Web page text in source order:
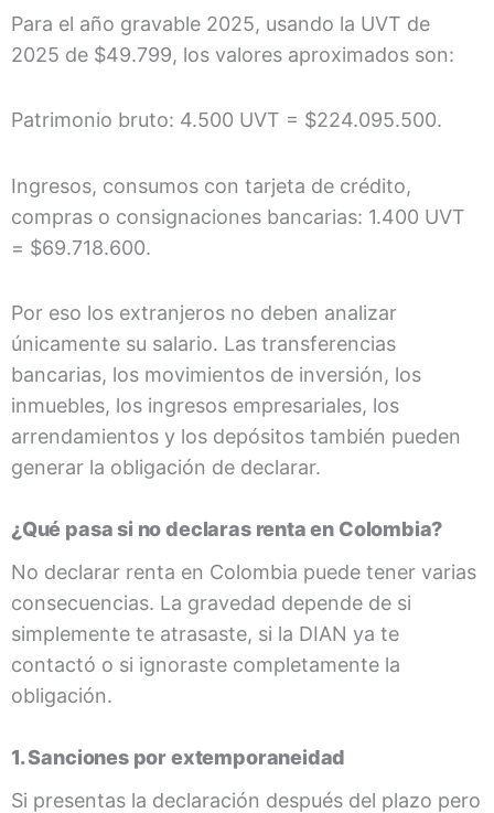
Para el año gravable 2025, usando la UVT de
2025 de $49.799, los valores aproximados son:
Patrimonio bruto: 4.500 UVT = $224.095.500.
Ingresos, consumos con tarjeta de crédito,
compras o consignaciones bancarias: 1.400 UVT
= $69.718.600.
Por eso los extranjeros no deben analizar
únicamente su salario. Las transferencias
bancarias, los movimientos de inversión, los
inmuebles, los ingresos empresariales, los
arrendamientos y los depósitos también pueden
generar la obligación de declarar.
¿Qué pasa si no declaras renta en Colombia?
No declarar renta en Colombia puede tener varias
consecuencias. La gravedad depende de si
simplemente te atrasaste, si la DIAN ya te
contactó o si ignoraste completamente la
obligación.
1. Sanciones por extemporaneidad
Si presentas la declaración después del plazo pero